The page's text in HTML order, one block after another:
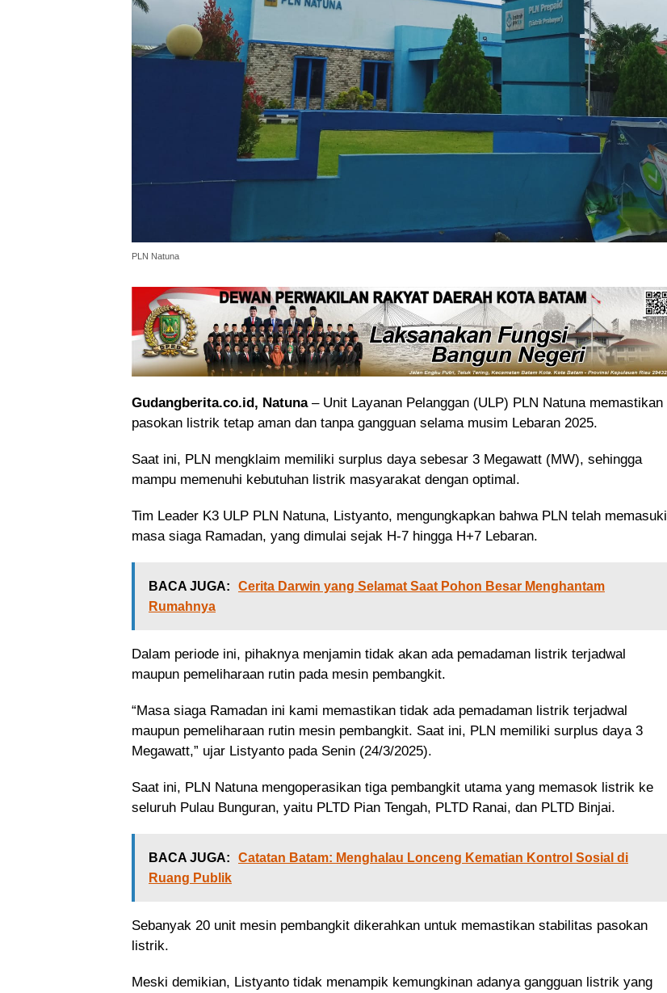
PLN Natuna
Gudangberita.co.id, Natuna– Unit Layanan Pelanggan (ULP) PLN Natuna memastikan
pasokan listrik tetap aman dan tanpa gangguan selama musim Lebaran 2025.
Saat ini, PLN mengklaim memiliki surplus daya sebesar 3 Megawatt (MW), sehingga
mampu memenuhi kebutuhan listrik masyarakat dengan optimal.
Tim Leader K3 ULP PLN Natuna, Listyanto, mengungkapkan bahwa PLN telah memasuki
masa siaga Ramadan, yang dimulai sejak H-7 hingga H+7 Lebaran.
BACA JUGA:
Cerita Darwin yang Selamat Saat Pohon Besar Menghantam
Rumahnya
Dalam periode ini, pihaknya menjamin tidak akan ada pemadaman listrik terjadwal
maupun pemeliharaan rutin pada mesin pembangkit.
“Masa siaga Ramadan ini kami memastikan tidak ada pemadaman listrik terjadwal
maupun pemeliharaan rutin mesin pembangkit. Saat ini, PLN memiliki surplus daya 3
Megawatt,” ujar Listyanto pada Senin (24/3/2025).
Saat ini, PLN Natuna mengoperasikan tiga pembangkit utama yang memasok listrik ke
seluruh Pulau Bunguran, yaitu PLTD Pian Tengah, PLTD Ranai, dan PLTD Binjai.
BACA JUGA:
Catatan Batam: Menghalau Lonceng Kematian Kontrol Sosial di
Ruang Publik
Sebanyak 20 unit mesin pembangkit dikerahkan untuk memastikan stabilitas pasokan
listrik.
Meski demikian, Listyanto tidak menampik kemungkinan adanya gangguan listrik yang